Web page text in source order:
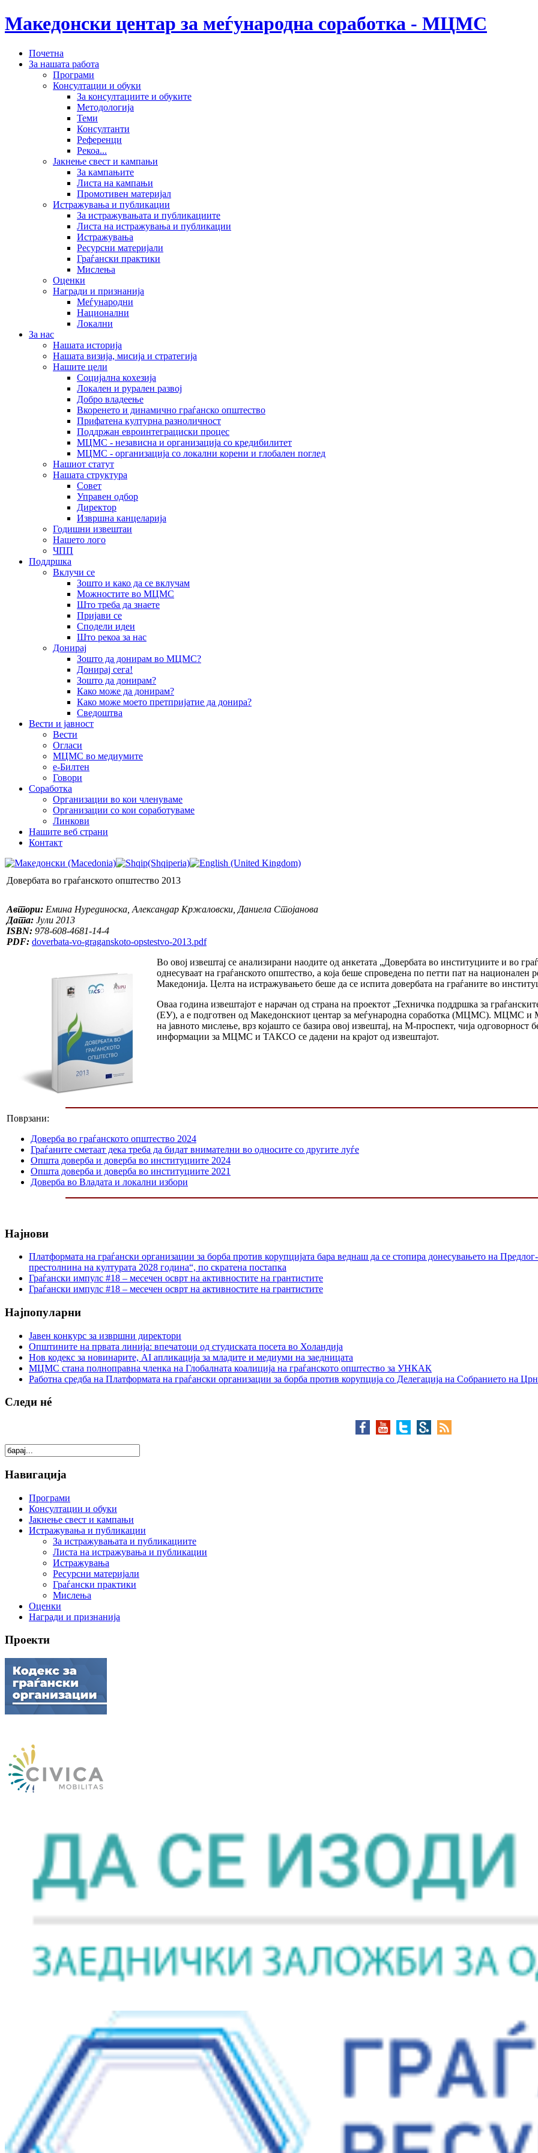
Македонски центар за меѓународна соработка - МЦМС
Почетна
За нашата работа
Програми
Консултации и обуки
За консултациите и обуките
Методологија
Теми
Консултанти
Референци
Рекоа...
Јакнење свест и кампањи
За кампањите
Листа на кампањи
Промотивен материјал
Истражувања и публикации
За истражувањата и публикациите
Листа на истражувања и публикации
Истражувања
Ресурсни материјали
Граѓански практики
Мислења
Оценки
Награди и признанија
Меѓународни
Национални
Локални
За нас
Нашата историја
Нашата визија, мисија и стратегија
Нашите цели
Социјална кохезија
Локален и рурален развој
Добро владеење
Вкоренето и динамично граѓанско општество
Прифатена културна разноличност
Поддржан евроинтеграциски процес
МЦМС - независна и организација со кредибилитет
МЦМС - организација со локални корени и глобален поглед
Нашиот статут
Нашата структура
Совет
Управен одбор
Директор
Извршна канцеларија
Годишни извештаи
Нашето лого
ЧПП
Поддршка
Вклучи се
Зошто и како да се вклучам
Можностите во МЦМС
Што треба да знаете
Пријави се
Сподели идеи
Што рекоа за нас
Донирај
Зошто да донирам во МЦМС?
Донирај сега!
Зошто да донирам?
Како може да донирам?
Како може моето претпријатие да донира?
Сведоштва
Вести и јавност
Вести
Огласи
МЦМС во медиумите
е-Билтен
Говори
Соработка
Организации во кои членуваме
Организации со кои соработуваме
Линкови
Нашите веб страни
Контакт
Довербата во граѓанското општество 2013
Автори: Емина Нурединоска, Александар Кржаловски, Даниела Стојанова
Дата: Јули 2013
ISBN: 978-608-4681-14-4
PDF: doverbata-vo-graganskoto-opstestvo-2013.pdf
Во овој извештај се анализирани наодите од анкетата „Довербата во институциите и во
однесуваат на граѓанското општество, а која беше спроведена по петти пат на национален
Македонија. Целта на истражувањето беше да се испита довербата на граѓаните во
Оваа година извештајот е нарачан од страна на проектот „Техничка поддршка за
(ЕУ), а е подготвен од Македонскиот центар за меѓународна соработка (МЦМС). МЦМС и
на јавното мислење, врз којашто се базира овој извештај, на М-проспект, чија
информации за МЦМС и ТАКСО се дадени на крајот од извештајот.
Поврзани:
Доверба во граѓанското општество 2024
Граѓаните сметаат дека треба да бидат внимателни во односите со другите луѓе
Општа доверба и доверба во институциите 2024
Општа доверба и доверба во институциите 2021
Доверба во Владата и локални избори
Најнови
Платформата на граѓански организации за борба против корупцијата бара веднаш да се стопира донесувањето на
престолнина на културата 2028 година“, по скратена постапка
Граѓански импулс #18 – месечен осврт на активностите на грантистите
Граѓански импулс #18 – месечен осврт на активностите на грантистите
Најпопуларни
Јавен конкурс за извршни директори
Општините на првата линија: впечатоци од студиската посета во Холандија
Нов кодекс за новинарите, AI апликација за младите и медиуми на заедницата
МЦМС стана полноправна членка на Глобалната коалиција на граѓанското општество за УНКАК
Работна средба на Платформата на граѓански организации за борба против корупција со Делегација на Собранието на
Следи нé
Навигација
Програми
Консултации и обуки
Јакнење свест и кампањи
Истражувања и публикации
За истражувањата и публикациите
Листа на истражувања и публикации
Истражувања
Ресурсни материјали
Граѓански практики
Мислења
Оценки
Награди и признанија
Проекти